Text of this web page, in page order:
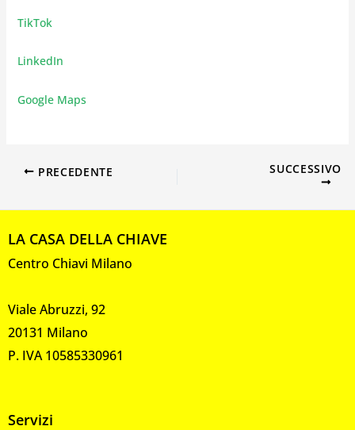
TikTok
LinkedIn
Google Maps
PRECEDENTE SUCCESSIVO
LA CASA DELLA CHIAVE
Centro Chiavi Milano
Viale Abruzzi, 92
20131 Milano
P. IVA 10585330961
Servizi